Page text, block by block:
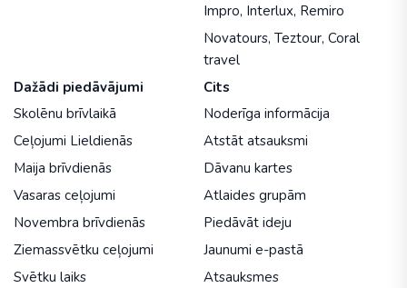
Impro, Interlux, Remiro
Novatours, Teztour, Coral
travel
Dažādi piedāvājumi
Skolēnu brīvlaikā
Ceļojumi Lieldienās
Maija brīvdienās
Vasaras ceļojumi
Novembra brīvdienās
Ziemassvētku ceļojumi
Svētku laiks
Cits
Noderīga informācija
Atstāt atsauksmi
Dāvanu kartes
Atlaides grupām
Piedāvāt ideju
Jaunumi e-pastā
Atsauksmes